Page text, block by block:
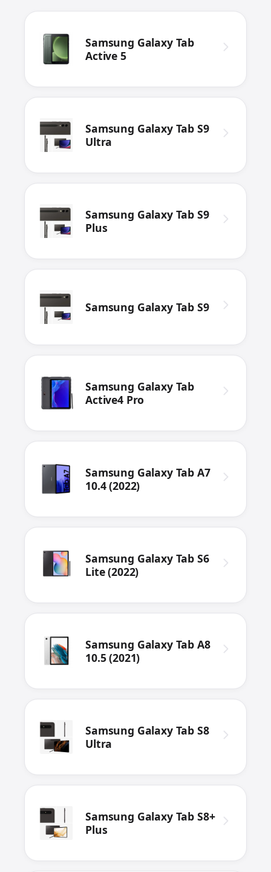
Samsung Galaxy Tab
Active 5
Samsung Galaxy Tab S9
Ultra
Samsung Galaxy Tab S9
Plus
Samsung Galaxy Tab S9
Samsung Galaxy Tab
Active4 Pro
Samsung Galaxy Tab A7
10.4 (2022)
Samsung Galaxy Tab S6
Lite (2022)
Samsung Galaxy Tab A8
10.5 (2021)
Samsung Galaxy Tab S8
Ultra
Samsung Galaxy Tab S8+
Plus